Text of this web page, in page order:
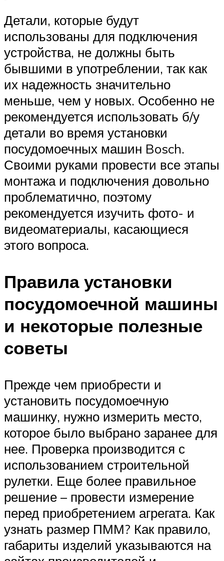
Детали, которые будут
использованы для подключения
устройства, не должны быть
бывшими в употреблении, так как
их надежность значительно
меньше, чем у новых. Особенно не
рекомендуется использовать б/у
детали во время установки
посудомоечных машин Bosch.
Своими руками провести все этапы
монтажа и подключения довольно
проблематично, поэтому
рекомендуется изучить фото- и
видеоматериалы, касающиеся
этого вопроса.
Правила установки
посудомоечной машины
и некоторые полезные
советы
Прежде чем приобрести и
установить посудомоечную
машинку, нужно измерить место,
которое было выбрано заранее для
нее. Проверка производится с
использованием строительной
рулетки. Еще более правильное
решение – провести измерение
перед приобретением агрегата. Как
узнать размер ПММ? Как правило,
габариты изделий указываются на